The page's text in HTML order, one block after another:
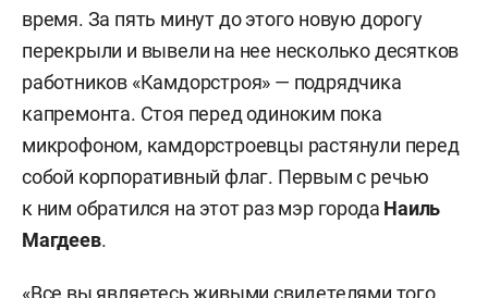
время. За пять минут до этого новую дорогу
перекрыли и вывели на нее несколько десятков
работников «Камдорстроя» — подрядчика
капремонта. Стоя перед одиноким пока
микрофоном, камдорстроевцы растянули перед
собой корпоративный флаг. Первым с речью
к ним обратился на этот раз мэр города Наиль
Магдеев.
«Все вы являетесь живыми свидетелями того,